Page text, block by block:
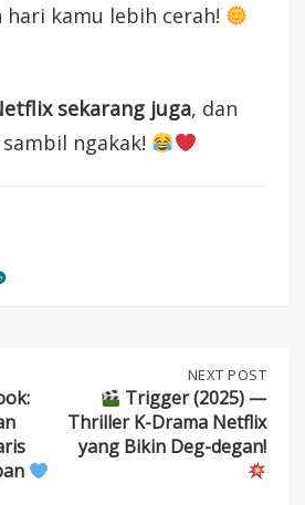
kamu lebih cerah!
sekarang juga, dan
ngakak!
POST:
TRIGGER
(2025)
NEXT POST
Trigger (2025) —
Thriller K-Drama Netflix
yang Bikin Deg-degan!